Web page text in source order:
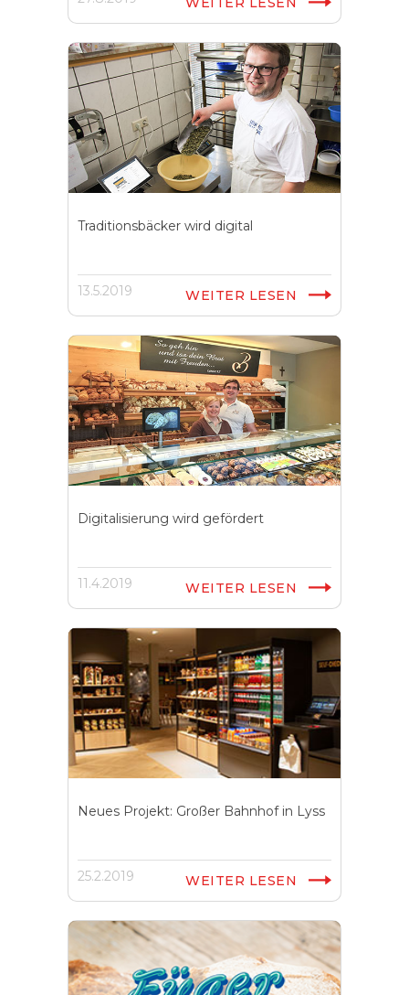
Traditionsbäcker wird digital
13.5.2019 WEITER LESEN
Digitalisierung wird gefördert
11.4.2019 WEITER LESEN
Neues Projekt: Großer Bahnhof in Lyss
25.2.2019 WEITER LESEN